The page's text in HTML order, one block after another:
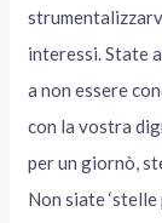
interessi. State
a non essere
con la vostra
per un giornò,
Non siate